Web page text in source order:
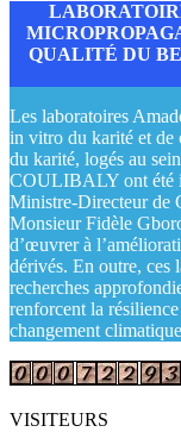
QUALITÉ DU
Les laboratoires
in vitro du karité et de
du karité, logés au
COULIBALY ont été
Ministre-Directeur de
Monsieur Fidèle
d’œuvrer à
dérivés. En outre, ces
recherches
renforcent la
changement
VISITEURS